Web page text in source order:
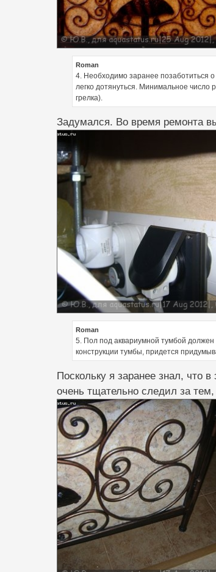
Roman
4. Необходимо заранее позаботиться
легко дотянуться. Минимальное число
грелка).
Задумался. Во время ремонта
Roman
5. Пол под аквариумной тумбой
конструкции тумбы, придется
Поскольку я заранее знал, что
очень тщательно следил за